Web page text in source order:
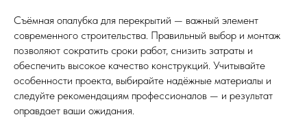
Съёмная опалубка для перекрытий — важный элемент
современного строительства. Правильный выбор и монтаж
позволяют сократить сроки работ, снизить затраты и
обеспечить высокое качество конструкций. Учитывайте
особенности проекта, выбирайте надёжные материалы и
следуйте рекомендациям профессионалов — и результат
оправдает ваши ожидания.